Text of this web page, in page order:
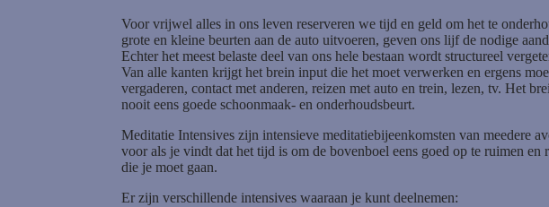
Voor vrijwel alles in ons leven reserveren we tijd en geld om het te
grote en kleine beurten aan de auto uitvoeren, geven ons lijf de nodige
Echter het meest belaste deel van ons hele bestaan wordt structureel
Van alle kanten krijgt het brein input die het moet verwerken en ergens
vergaderen, contact met anderen, reizen met auto en trein, lezen, tv. Het
nooit eens goede schoonmaak- en onderhoudsbeurt.
Meditatie Intensives zijn intensieve meditatiebijeenkomsten van meedere
voor als je vindt dat het tijd is om de bovenboel eens goed op te ruimen
die je moet gaan.
Er zijn verschillende intensives waaraan je kunt deelnemen: